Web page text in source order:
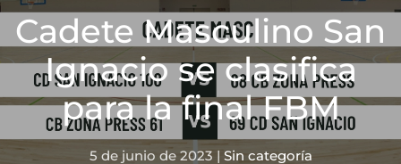
Cadete Masculino San
Ignacio se clasifica
para la final FBM
5 de junio de 2023 | Sin categoría